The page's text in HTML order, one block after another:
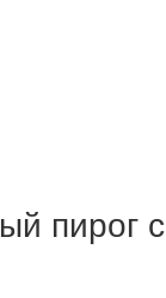
пирог с